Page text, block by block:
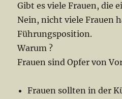
Gibt es viele Frauen, die
Nein, nicht viele Frauen
Führungsposition.
Warum ?
Frauen sind Opfer von
Frauen sollten in der